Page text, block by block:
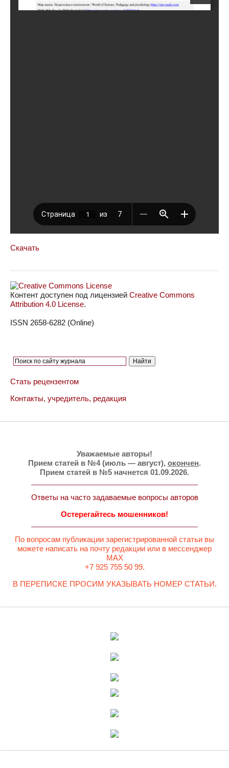
Скачать
Контент доступен под лицензией Creative Commons
Attribution 4.0 License.
ISSN 2658-6282 (Online)
Стать рецензентом
Контакты, учредитель, редакция
Уважаемые авторы!
Прием статей в №4 (июль — август), окончен.
Прием статей в №5 начнется 01.09.2026.
Ответы на часто задаваемые вопросы авторов
Остерегайтесь мошенников!
По вопросам публикации зарегистрированной статьи вы
можете написать на почту редакции или в мессенджер
MAX
+7 925 755 50 99.
В ПЕРЕПИСКЕ ПРОСИМ УКАЗЫВАТЬ НОМЕР СТАТЬИ.